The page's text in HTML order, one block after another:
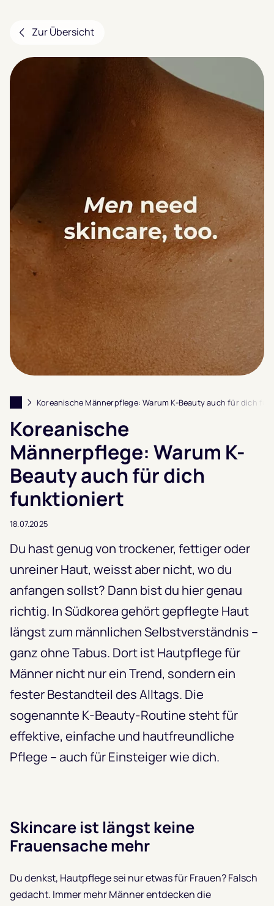
Zur Übersicht
Koreanische Männerpflege: Warum K-Beauty auch für dich
Koreanische
Männerpflege: Warum K-
Beauty auch für dich
funktioniert
18.07.2025
Du hast genug von trockener, fettiger oder
unreiner Haut, weisst aber nicht, wo du
anfangen sollst? Dann bist du hier genau
richtig. In Südkorea gehört gepflegte Haut
längst zum männlichen Selbstverständnis –
ganz ohne Tabus. Dort ist Hautpflege für
Männer nicht nur ein Trend, sondern ein
fester Bestandteil des Alltags. Die
sogenannte K-Beauty-Routine steht für
effektive, einfache und hautfreundliche
Pflege – auch für Einsteiger wie dich.
Skincare ist längst keine
Frauensache mehr
Du denkst, Hautpflege sei nur etwas für Frauen? Falsch
gedacht. Immer mehr Männer entdecken die